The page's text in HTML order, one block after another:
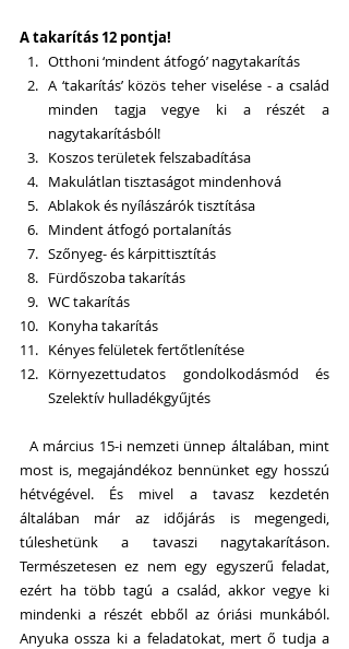
A takarítás 12 pontja!
Otthoni ‘mindent átfogó’ nagytakarítás
A ‘takarítás’ közös teher viselése - a család
minden tagja vegye ki a részét a
nagytakarításból!
Koszos területek felszabadítása
Makulátlan tisztaságot mindenhová
Ablakok és nyílászárók tisztítása
Mindent átfogó portalanítás
Szőnyeg- és kárpittisztítás
Fürdőszoba takarítás
WC takarítás
Konyha takarítás
Kényes felületek fertőtlenítése
Környezettudatos gondolkodásmód és
Szelektív hulladékgyűjtés
most is, megajándékoz bennünket egy hosszú
hétvégével. És mivel a tavasz kezdetén
általában már az időjárás is megengedi,
túleshetünk a tavaszi nagytakarításon.
Természetesen ez nem egy egyszerű feladat,
ezért ha több tagú a család, akkor vegye ki
mindenki a részét ebből az óriási munkából.
Anyuka ossza ki a feladatokat, mert ő tudja a